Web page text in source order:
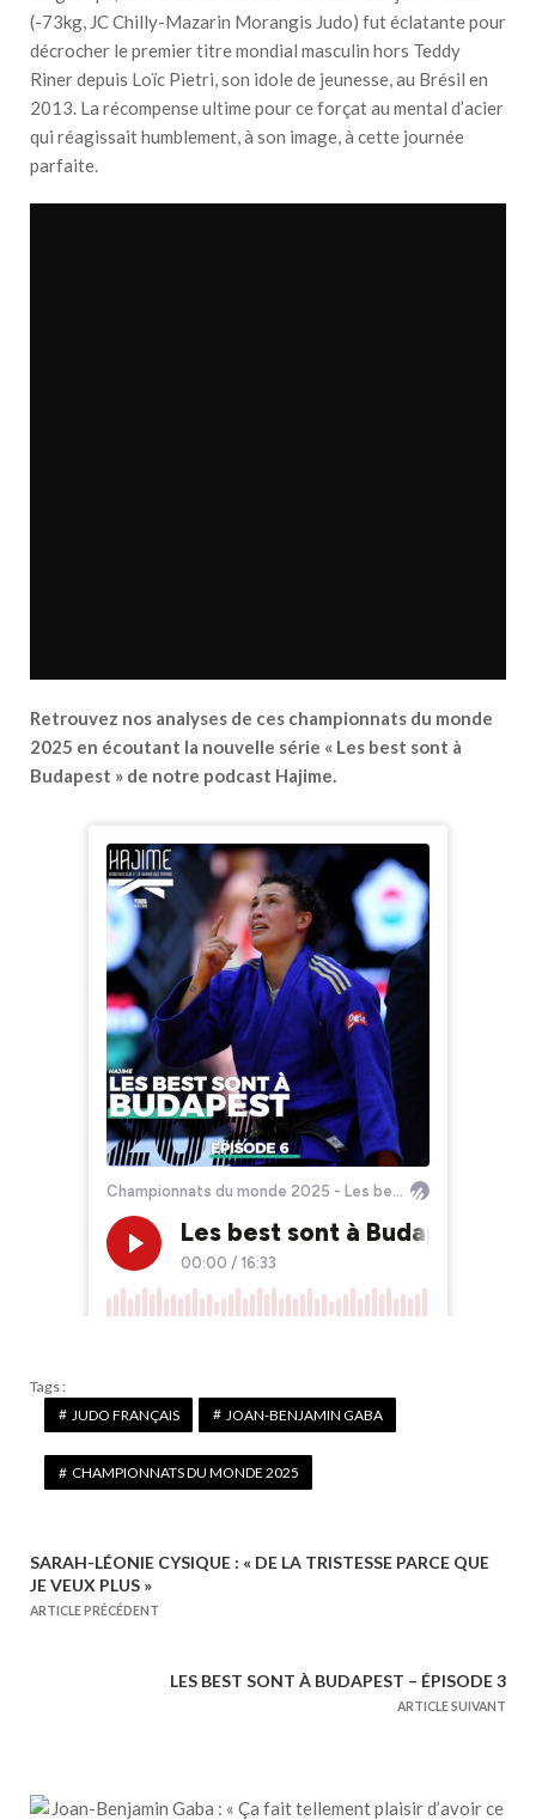
(-73kg, JC Chilly-Mazarin Morangis Judo) fut éclatante pour
décrocher le premier titre mondial masculin hors Teddy
Riner depuis Loïc Pietri, son idole de jeunesse, au Brésil en
2013. La récompense ultime pour ce forçat au mental d’acier
qui réagissait humblement, à son image, à cette journée
parfaite.
Retrouvez nos analyses de ces championnats du monde
2025 en écoutant la nouvelle série « Les best sont à
Budapest » de notre podcast Hajime.
Tags :
JUDO FRANÇAIS
JOAN-BENJAMIN GABA
CHAMPIONNATS DU MONDE 2025
N
a
i
SARAH-LÉONIE CYSIQUE : « DE LA TRISTESSE PARCE QUE
JE VEUX PLUS »
ARTICLE PRÉCÉDENT
LES BEST SONT À BUDAPEST – ÉPISODE 3
ARTICLE SUIVANT